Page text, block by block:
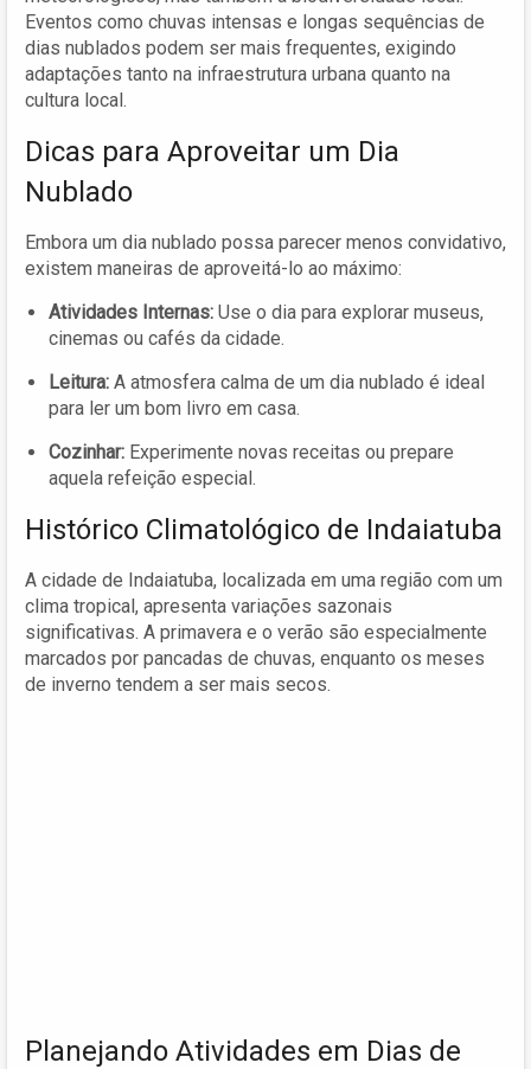
Eventos como chuvas intensas e longas sequências de
dias nublados podem ser mais frequentes, exigindo
adaptações tanto na infraestrutura urbana quanto na
cultura local.
Dicas para Aproveitar um Dia
Nublado
Embora um dia nublado possa parecer menos convidativo,
existem maneiras de aproveitá-lo ao máximo:
Atividades Internas: Use o dia para explorar museus,
cinemas ou cafés da cidade.
Leitura: A atmosfera calma de um dia nublado é ideal
para ler um bom livro em casa.
Cozinhar: Experimente novas receitas ou prepare
aquela refeição especial.
Histórico Climatológico de Indaiatuba
A cidade de Indaiatuba, localizada em uma região com um
clima tropical, apresenta variações sazonais
significativas. A primavera e o verão são especialmente
marcados por pancadas de chuvas, enquanto os meses
de inverno tendem a ser mais secos.
Planejando Atividades em Dias de